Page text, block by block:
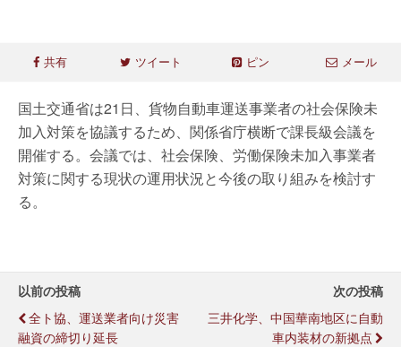
共有 ツイート ピン メール
国土交通省は21日、貨物自動車運送事業者の社会保険未
加入対策を協議するため、関係省庁横断で課長級会議を
開催する。会議では、社会保険、労働保険未加入事業者
対策に関する現状の運用状況と今後の取り組みを検討す
る。
以前の投稿
全ト協、運送業者向け災害
融資の締切り延長
次の投稿
三井化学、中国華南地区に自動
車内装材の新拠点